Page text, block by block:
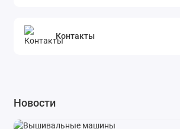
Контакты
Новости